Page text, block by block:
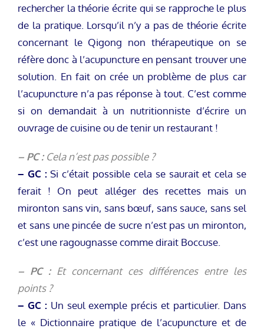
rechercher la théorie écrite qui se rapproche le plus
de la pratique. Lorsqu’il n’y a pas de théorie écrite
concernant le Qigong non thérapeutique on se
réfère donc à l’acupuncture en pensant trouver une
solution. En fait on crée un problème de plus car
l’acupuncture n’a pas réponse à tout. C’est comme
si on demandait à un nutritionniste d’écrire un
ouvrage de cuisine ou de tenir un restaurant !
– PC :Cela n’est pas possible ?
– GC :Si c’était possible cela se saurait et cela se
ferait ! On peut alléger des recettes mais un
mironton sans vin, sans bœuf, sans sauce, sans sel
et sans une pincée de sucre n’est pas un mironton,
c’est une ragougnasse comme dirait Boccuse.
– PC : Et concernant ces différences entre les
points ?
– GC : Un seul exemple précis et particulier. Dans
le « Dictionnaire pratique de l’acupuncture et de